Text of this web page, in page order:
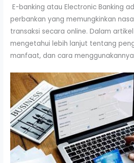
E-banking atau Electronic Banking
perbankan yang memungkinkan
transaksi secara online. Dalam
mengetahui lebih lanjut tentang
manfaat, dan cara